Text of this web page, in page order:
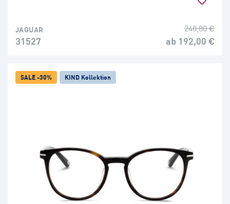
JAGUAR
31527
240,00 €
ab 192,00 €
SALE -30% KIND Kollektion